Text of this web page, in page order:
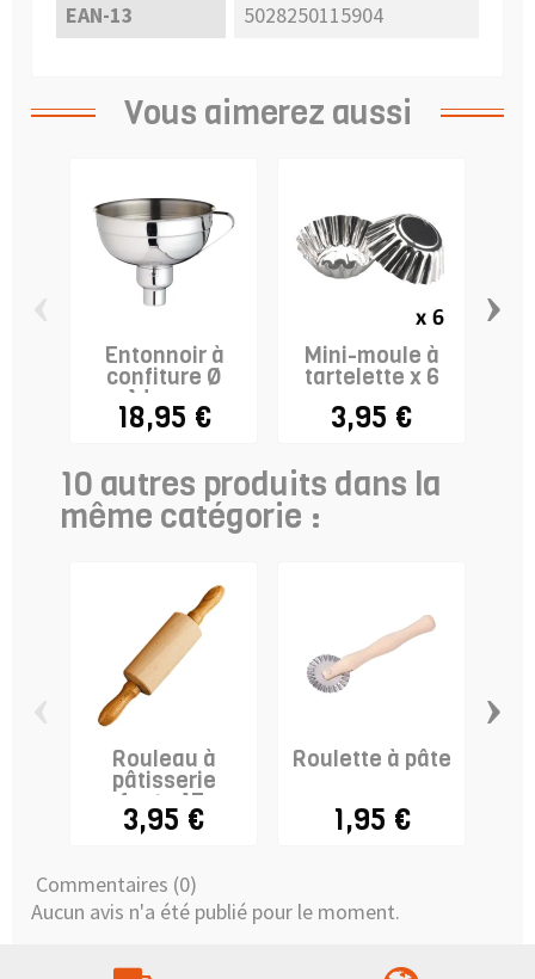
EAN-13 5028250115904
Vous aimerez aussi
Entonnoir à
confiture Ø
14cm +
adaptateur
18,95 €
Mini-moule à
tartelette x 6
3,95 €
›
10 autres produits dans la
même catégorie :
Rouleau à
pâtisserie
enfant - 17cm
3,95 €
Roulette à pâte
1,95 €
›
Commentaires (0)
Aucun avis n'a été publié pour le moment.